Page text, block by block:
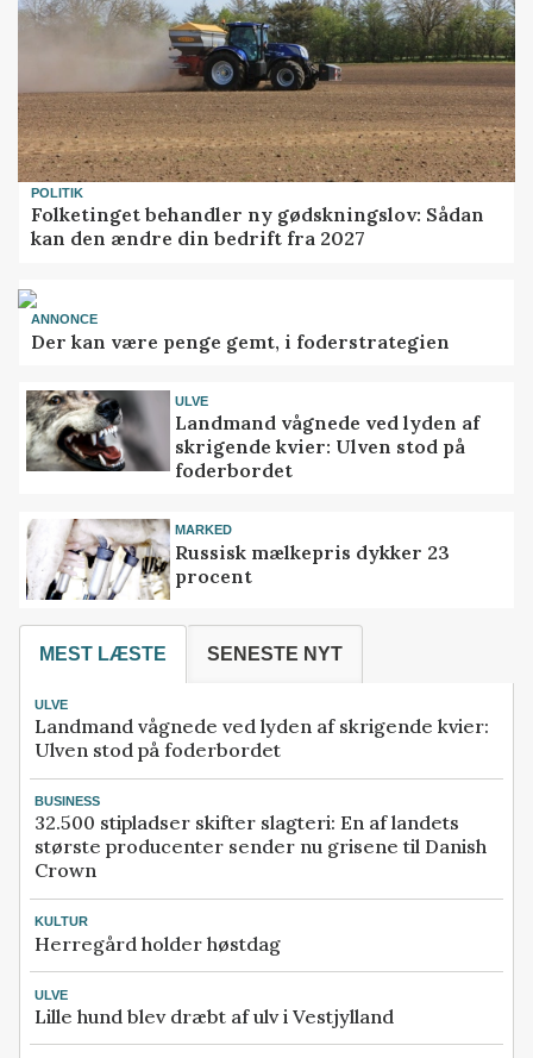
POLITIK
Folketinget behandler ny gødskningslov: Sådan
kan den ændre din bedrift fra 2027
ANNONCE
Der kan være penge gemt, i foderstrategien
ULVE
Landmand vågnede ved lyden af
skrigende kvier: Ulven stod på
foderbordet
MARKED
Russisk mælkepris dykker 23
procent
MEST LÆSTE SENESTE NYT
ULVE
Landmand vågnede ved lyden af skrigende kvier:
Ulven stod på foderbordet
BUSINESS
32.500 stipladser skifter slagteri: En af landets
største producenter sender nu grisene til Danish
Crown
KULTUR
Herregård holder høstdag
ULVE
Lille hund blev dræbt af ulv i Vestjylland